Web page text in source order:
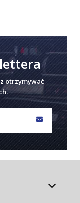
otrzymywać